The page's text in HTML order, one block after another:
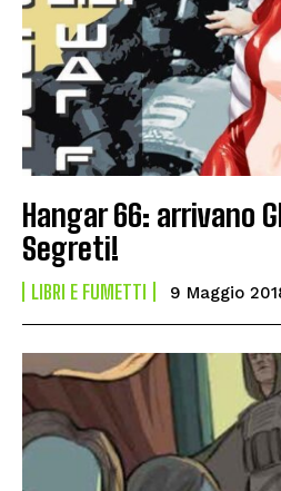
Hangar 66: arrivano
Segreti!
LIBRI E FUMETTI 9 Maggio